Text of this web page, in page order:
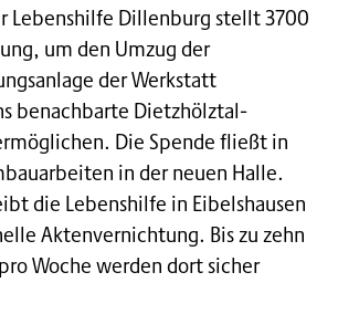
Lebenshilfe Dillenburg stellt 3700
um den Umzug der
der Werkstatt
benachbarte Dietzhölztal-
Die Spende fließt in
in der neuen Halle.
die Lebenshilfe in Eibelshausen
Aktenvernichtung. Bis zu zehn
Woche werden dort sicher